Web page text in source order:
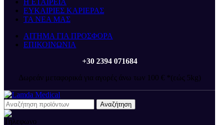
Η ΕΤΑΙΡΕΙΑ
ΕΥΚΑΙΡΙΕΣ ΚΑΡΙΕΡΑΣ
ΤΑ ΝΕΑ ΜΑΣ
ΑΙΤΗΜΑ ΓΙΑ ΠΡΟΣΦΟΡΑ
ΕΠΙΚΟΙΝΩΝΙΑ
+30 2394 071684
Δωρεάν μεταφορικά για αγορές άνω των 100 € *(εώς 5kg)
Αναζήτηση